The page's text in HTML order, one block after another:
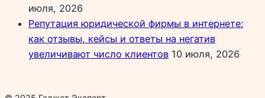
июля, 2026
Репутация юридической фирмы в интернете:
как отзывы, кейсы и ответы на негатив
увеличивают число клиентов 10 июля, 2026